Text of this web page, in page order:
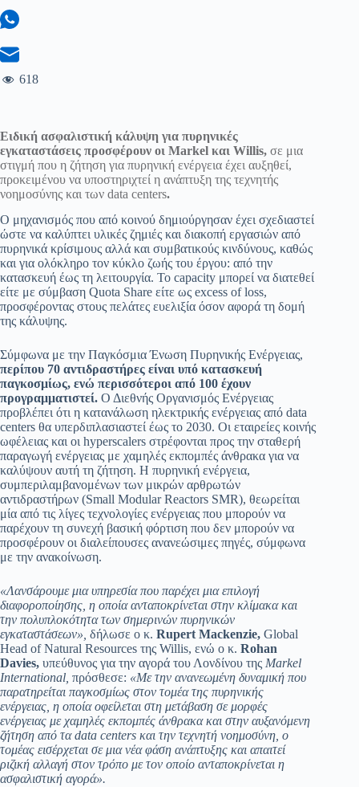
618
Ειδική ασφαλιστική κάλυψη για πυρηνικές
εγκαταστάσεις προσφέρουν οι Markel και Willis, σε μια
στιγμή που η ζήτηση για πυρηνική ενέργεια έχει αυξηθεί,
προκειμένου να υποστηριχτεί η ανάπτυξη της τεχνητής
νοημοσύνης και των data centers.
Ο μηχανισμός που από κοινού δημιούργησαν έχει σχεδιαστεί
ώστε να καλύπτει υλικές ζημιές και διακοπή εργασιών από
πυρηνικά κρίσιμους αλλά και συμβατικούς κινδύνους, καθώς
και για ολόκληρο τον κύκλο ζωής του έργου: από την
κατασκευή έως τη λειτουργία. Το capacity μπορεί να διατεθεί
είτε με σύμβαση Quota Share είτε ως excess of loss,
προσφέροντας στους πελάτες ευελιξία όσον αφορά τη δομή
της κάλυψης.
Σύμφωνα με την Παγκόσμια Ένωση Πυρηνικής Ενέργειας,
περίπου 70 αντιδραστήρες είναι υπό κατασκευή
παγκοσμίως, ενώ περισσότεροι από 100 έχουν
προγραμματιστεί. Ο Διεθνής Οργανισμός Ενέργειας
προβλέπει ότι η κατανάλωση ηλεκτρικής ενέργειας από data
centers θα υπερδιπλασιαστεί έως το 2030. Οι εταιρείες κοινής
ωφέλειας και οι hyperscalers στρέφονται προς την σταθερή
παραγωγή ενέργειας με χαμηλές εκπομπές άνθρακα για να
καλύψουν αυτή τη ζήτηση. Η πυρηνική ενέργεια,
συμπεριλαμβανομένων των μικρών αρθρωτών
αντιδραστήρων (Small Modular Reactors SMR), θεωρείται
μία από τις λίγες τεχνολογίες ενέργειας που μπορούν να
παρέχουν τη συνεχή βασική φόρτιση που δεν μπορούν να
προσφέρουν οι διαλείπουσες ανανεώσιμες πηγές, σύμφωνα
με την ανακοίνωση.
«Λανσάρουμε μια υπηρεσία που παρέχει μια επιλογή
διαφοροποίησης, η οποία ανταποκρίνεται στην κλίμακα και
την πολυπλοκότητα των σημερινών πυρηνικών
εγκαταστάσεων», δήλωσε ο κ. Rupert Mackenzie, Global
Head of Natural Resources της Willis, ενώ ο κ. Rohan
Davies, υπεύθυνος για την αγορά του Λονδίνου της Markel
International πρόσθεσε: «Με την ανανεωμένη δυναμική που
παρατηρείται παγκοσμίως στον τομέα της πυρηνικής
ενέργειας, η οποία οφείλεται στη μετάβαση σε μορφές
ενέργειας με χαμηλές εκπομπές άνθρακα και στην αυξανόμενη
ζήτηση από ταdata centers και την τεχνητή νοημοσύνη, ο
τομέας εισέρχεται σε μια νέα φάση ανάπτυξης και απαιτεί
ριζική αλλαγή στον τρόπο με τον οποίο ανταποκρίνεται η
ασφαλιστική αγορά».